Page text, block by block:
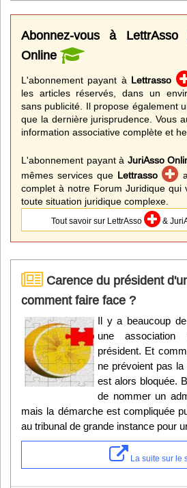
Abonnez-vous à
Online
L'abonnement payant à Lettrasso
les articles réservés, dans un
sans publicité. Il propose également
que la dernière jurisprudence. Vous
information associative complète et
L'abonnement payant à JuriAsso
mêmes services que Lettrasso
complet à notre Forum Juridique qui
toute situation juridique complexe.
Tout savoir sur LettrAsso &
Carence du président
comment faire face ?
Il y a beaucoup
une
président. Et
ne prévoient pas
est alors bloquée.
de nommer un
mais la démarche est compliquée
au tribunal de grande instance pour
La suite sur le